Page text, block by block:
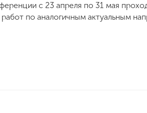
с 23 апреля по 31 мая
по аналогичным актуальным